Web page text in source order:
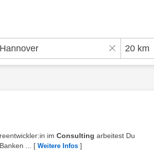
im Consulting arbeitest Du
...
[ Weitere Infos ]